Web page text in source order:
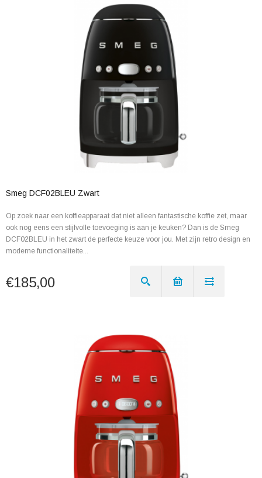
Smeg DCF02BLEU Zwart
Op zoek naar een koffieapparaat dat niet alleen fantastische koffie zet, maar
ook nog eens een stijlvolle toevoeging is aan je keuken? Dan is de Smeg
DCF02BLEU in het zwart de perfecte keuze voor jou. Met zijn retro design en
moderne functionaliteite...
€185,00